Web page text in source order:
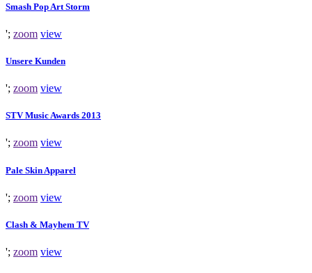
Smash Pop Art Storm
'; zoom view
Unsere Kunden
'; zoom view
STV Music Awards 2013
'; zoom view
Pale Skin Apparel
'; zoom view
Clash & Mayhem TV
'; zoom view